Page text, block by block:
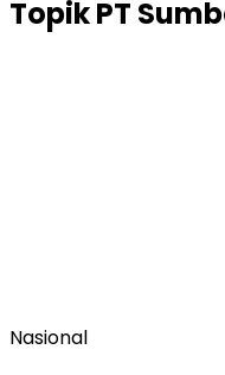
TopikPT
Nasional